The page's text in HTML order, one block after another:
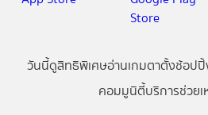
วันนี้ดูสิทธิพิเศษอ่านเกมตาตั้งช้อปปิ้
คอมมูนิตี้บริการช่วย